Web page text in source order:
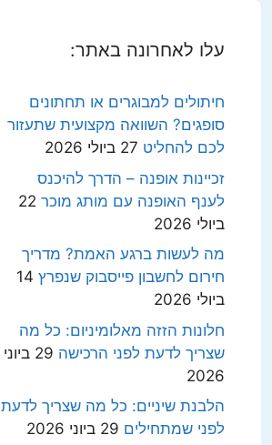
עלו לאחרונה באתר:
חיתולים למבוגרים או תחתונים
סופגים? השוואה מקצועית שתעזור
לכם להחליט 27 ביולי 2026
זכיינות אופנה – הדרך להיכנס
לענף האופנה עם מותג מוכר 22
ביולי 2026
מה לעשות ברגע האמת? מדריך
חירום לחשבון פייסבוק שנפרץ 14
ביולי 2026
חלונות הזזה מאלומיניום: כל מה
שצריך לדעת לפני הרכישה
29 ביוני
2026
הלבנת שיניים: כל מה שצריך לדעת
לפני שמתחילים 29 ביוני 2026